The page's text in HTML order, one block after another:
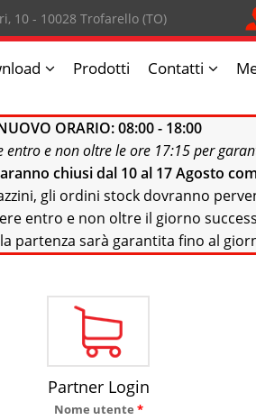
10 - 10028 Trofarello (TO)
Prodotti Contatti
ORARIO: 08:00 - 18:00
e non oltre le ore 17:15 per
chiusi dal 10 al 17 Agosto
gli ordini stock dovranno
entro e non oltre il giorno
partenza sarà garantita fino al
Partner Login
Nome utente *